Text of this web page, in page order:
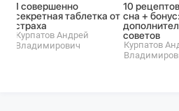
1 совершенно
секретная таблетка от
страха
Курпатов Андрей
Владимирович
10
сна + бонус:
советов
Курпатов